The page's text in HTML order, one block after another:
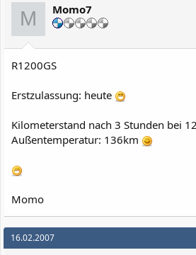
M Momo7
R1200GS
Erstzulassung: heute
Kilometerstand nach 3 Stunden bei
Außentemperatur: 136km
Momo
16.02.2007